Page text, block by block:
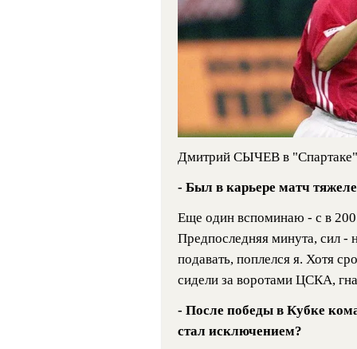
Дмитрий СЫЧЕВ в
- Был в карьере матч
Еще один вспоминаю - с в
Предпоследняя минута, сил -
подавать, поплелся я. Хотя
сидели за воротами ЦСКА,
- После победы в Кубке
стал исключением?